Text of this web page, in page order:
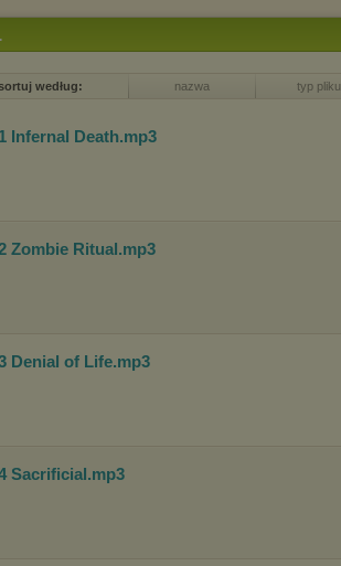
według: nazwa typ pliku
Infernal Death.mp3
Zombie Ritual .mp3
Denial of Life.mp3
Sacrificial .mp3